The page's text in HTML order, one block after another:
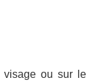
visage ou sur le